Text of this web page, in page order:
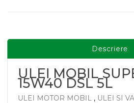
Descriere
ULEI MOBIL
15W40 DSL 5L
ULEI MOTOR MOBIL , ULEI SI